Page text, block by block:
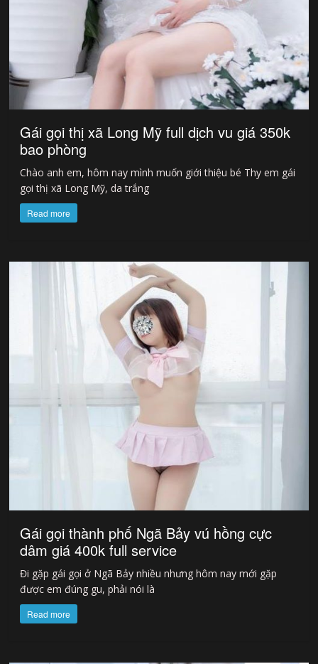
Gái gọi thị xã Long Mỹ full dịch vu giá 350k
bao phòng
Chào anh em, hôm nay mình muốn giới thiệu bé Thy em gái
gọi thị xã Long Mỹ, da trắng
Read more
Gái gọi thành phố Ngã Bảy vú hồng cực
dâm giá 400k full service
Đi gặp gái gọi ở Ngã Bảy nhiều nhưng hôm nay mới gặp
được em đúng gu, phải nói là
Read more